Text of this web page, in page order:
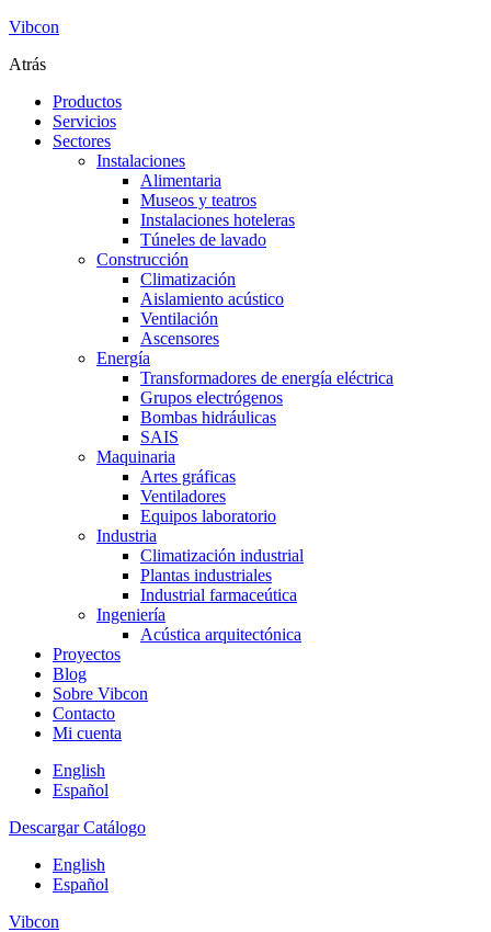
Vibcon
Atrás
Productos
Servicios
Sectores
Instalaciones
Alimentaria
Museos y teatros
Instalaciones hoteleras
Túneles de lavado
Construcción
Climatización
Aislamiento acústico
Ventilación
Ascensores
Energía
Transformadores de energía eléctrica
Grupos electrógenos
Bombas hidráulicas
SAIS
Maquinaria
Artes gráficas
Ventiladores
Equipos laboratorio
Industria
Climatización industrial
Plantas industriales
Industrial farmaceútica
Ingeniería
Acústica arquitectónica
Proyectos
Blog
Sobre Vibcon
Contacto
Mi cuenta
English
Español
Descargar Catálogo
English
Español
Vibcon